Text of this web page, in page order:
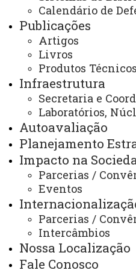
Calendário de
Publicações
Artigos
Livros
Produtos Técnicos
Infraestrutura
Secretaria e
Laboratórios,
Autoavaliação
Planejamento
Impacto na
Parcerias /
Eventos
Parcerias /
Intercâmbios
Nossa Localização
Fale Conosco
Acesso Restrito (Editores do
Arquivo Virtual
Bibliotecas
Identidade Visual
Mapa do Site
Ouvidoria
Portal Office 365
Sistemas
Telefones
Webmail
REITORIA